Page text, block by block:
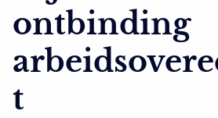
ontbinding
t